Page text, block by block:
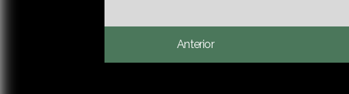
Anterior